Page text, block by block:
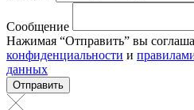
Сообщение
Нажимая “Отправить” вы
конфиденциальности и
данных
Отправить